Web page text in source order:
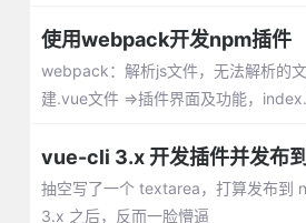
使用webpack开发npm插件
webpack：解析js文件，无法解析的
建.vue文件 =>插件界面及功能，
vue-cli 3.x 开发插件并发布
抽空写了一个 textarea，打算发布到
3.x 之后，反而一脸懵逼